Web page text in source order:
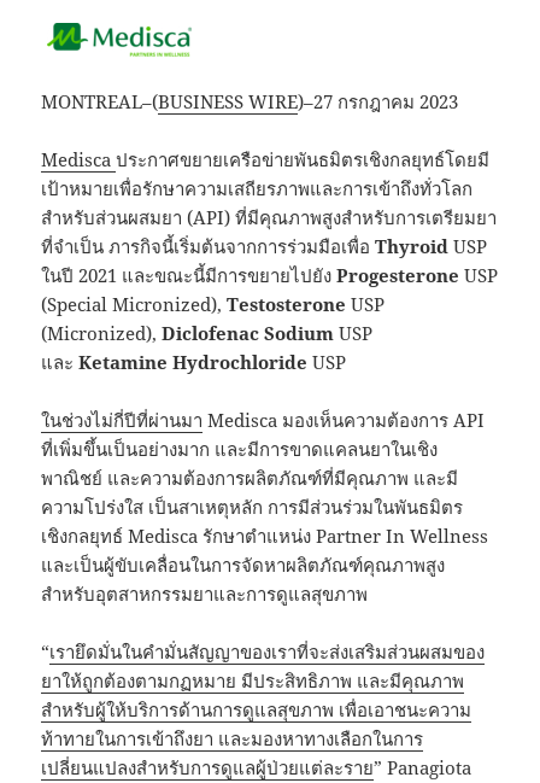
MONTREAL–(BUSINESS WIRE)–27 กรกฎาคม 2023
Mediscaประกาศขยายเครือข่ายพันธมิตรเชิงกลยุทธ์โดยมี
เป้าหมายเพื่อรักษาความเสถียรภาพและการเข้าถึงทั่วโลก
สำหรับส่วนผสมยา (API) ที่มีคุณภาพสูงสำหรับการเตรียมยา
ที่จำเป็น ภารกิจนี้เริ่มต้นจากการร่วมมือเพื่อThyroid USP
ในปี 2021 และขณะนี้มีการขยายไปยังProgesterone USP
(Special Micronized),TestosteroneUSP
(Micronized),Diclofenac SodiumUSP
และKetamine HydrochlorideUSP
ในช่วงไม่กี่ปีที่ผ่านมา Medisca มองเห็นความต้องการ API
ที่เพิ่มขึ้นเป็นอย่างมาก และมีการขาดแคลนยาในเชิง
พาณิชย์ และความต้องการผลิตภัณฑ์ที่มีคุณภาพ และมี
ความโปร่งใส เป็นสาเหตุหลัก การมีส่วนร่วมในพันธมิตร
เชิงกลยุทธ์ Medisca รักษาตำแหน่ง Partner In Wellness
และเป็นผู้ขับเคลื่อนในการจัดหาผลิตภัณฑ์คุณภาพสูง
สำหรับอุตสาหกรรมยาและการดูแลสุขภาพ
“เรายึดมั่นในคำมั่นสัญญาของเราที่จะส่งเสริมส่วนผสมของ
ยาให้ถูกต้องตามกฏหมาย มีประสิทธิภาพ และมีคุณภาพ
สำหรับผู้ให้บริการด้านการดูแลสุขภาพ เพื่อเอาชนะความ
ท้าทายในการเข้าถึงยา และมองหาทางเลือกในการ
เปลี่ยนแปลงสำหรับการดูแลผู้ป่วยแต่ละราย” Panagiota